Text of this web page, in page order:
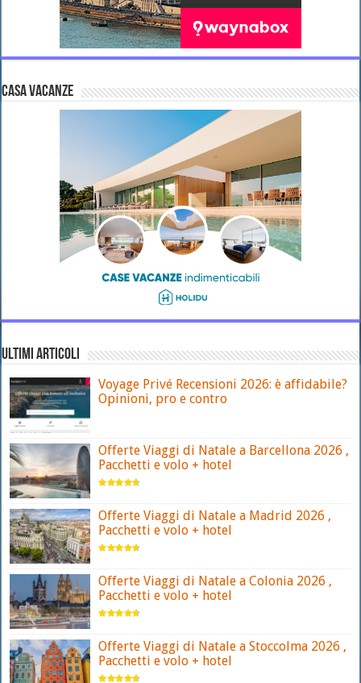
CASA VACANZE
ULTIMI ARTICOLI
Voyage Privé Recensioni 2026: è affidabile?
Opinioni, pro e contro
Offerte Viaggi di Natale a Barcellona 2026 ,
Pacchetti e volo + hotel
Offerte Viaggi di Natale a Madrid 2026 ,
Pacchetti e volo + hotel
Offerte Viaggi di Natale a Colonia 2026 ,
Pacchetti e volo + hotel
Offerte Viaggi di Natale a Stoccolma 2026 ,
Pacchetti e volo + hotel